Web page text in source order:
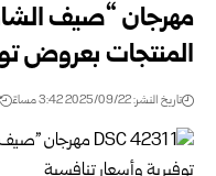
مهرجان “صيف
المنتجات بعروض
تاريخ النشر: 2025/09/22 3:42 مساءً